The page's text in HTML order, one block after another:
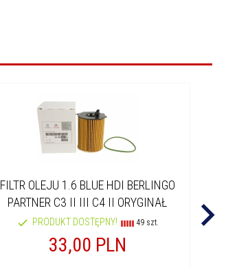
FILTR OLEJU 1.6 BLUE HDI BERLINGO
PARTNER C3 II III C4 II ORYGINAŁ
PRODUKT DOSTĘPNY! 49 szt.
33,00 PLN